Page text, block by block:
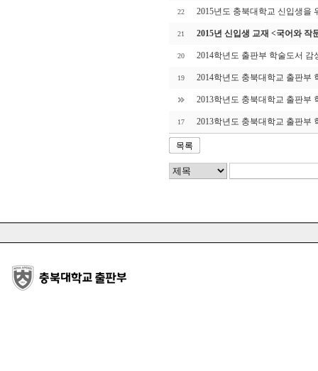
22 2015년도 충북대학교 신입생을
21 2015년 신입생 교재 <국어와 작
20 2014학년도 출판부 학술도서
19 2014학년도 충북대학교 출판부
2013학년도 충북대학교 출판부
17 2013학년도 충북대학교 출판부
목록